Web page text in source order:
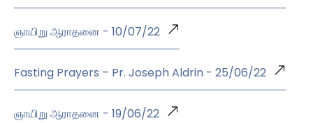
ஞாயிறு ஆராதனை - 10/07/22
Fasting Prayers – Pr. Joseph Aldrin - 25/06/22
ஞாயிறு ஆராதனை - 19/06/22